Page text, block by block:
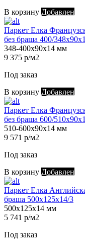
В корзину Добавлен
Паркет Елка
без браша 400/
348-400х90х14 мм
9 375 р/м2
Под заказ
В корзину Добавлен
Паркет Елка
без браша 600/
510-600х90х14 мм
9 571 р/м2
Под заказ
В корзину Добавлен
Паркет Елка
браша 500х125х14/3
500х125х14 мм
5 741 р/м2
Под заказ